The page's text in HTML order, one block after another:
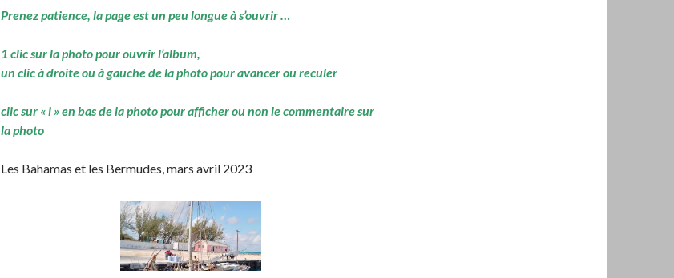
Prenez patience, la page est un peu longue à s’ouvrir …
1 clic sur la photo pour ouvrir l’album,
un clic à droite ou à gauche de la photo pour avancer ou reculer
clic sur « i » en bas de la photo pour afficher ou non le commentaire sur
la photo
Les Bahamas et les Bermudes, mars avril 2023